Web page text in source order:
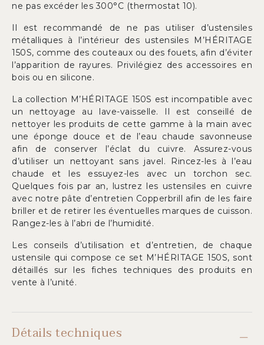
ne pas excéder les 300°C (thermostat 10).
Il est recommandé de ne pas utiliser d’ustensiles
métalliques à l’intérieur des ustensiles M’HÉRITAGE
150S, comme des couteaux ou des fouets, afin d’éviter
l’apparition de rayures. Privilégiez des accessoires en
bois ou en silicone.
La collection M’HÉRITAGE 150S est incompatible avec
un nettoyage au lave-vaisselle. Il est conseillé de
nettoyer les produits de cette gamme à la main avec
une éponge douce et de l’eau chaude savonneuse
afin de conserver l’éclat du cuivre. Assurez-vous
d’utiliser un nettoyant sans javel. Rincez-les à l’eau
chaude et les essuyez-les avec un torchon sec.
Quelques fois par an, lustrez les ustensiles en cuivre
avec notre pâte d’entretien Copperbrill afin de les faire
briller et de retirer les éventuelles marques de cuisson.
Rangez-les à l’abri de l’humidité.
Les conseils d’utilisation et d’entretien, de chaque
ustensile qui compose ce set M’HÉRITAGE 150S, sont
détaillés sur les fiches techniques des produits en
vente à l’unité.
Détails techniques